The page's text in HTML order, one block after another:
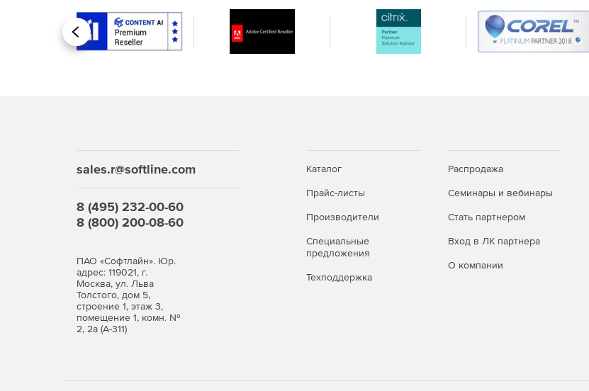
Назад
sales.r@softline.com
8 (495) 232-00-60
8 (800) 200-08-60
ПАО «Софтлайн». Юр.
адрес: 119021, г.
Москва, ул. Льва
Толстого, дом 5,
строение 1, этаж 3,
помещение 1, комн. №
2, 2а (А-311)
Каталог
Прайс-листы
Производители
Специальные
предложения
Техподдержка
Распродажа
Семинары и вебинары
Стать партнером
Вход в ЛК партнера
О компании